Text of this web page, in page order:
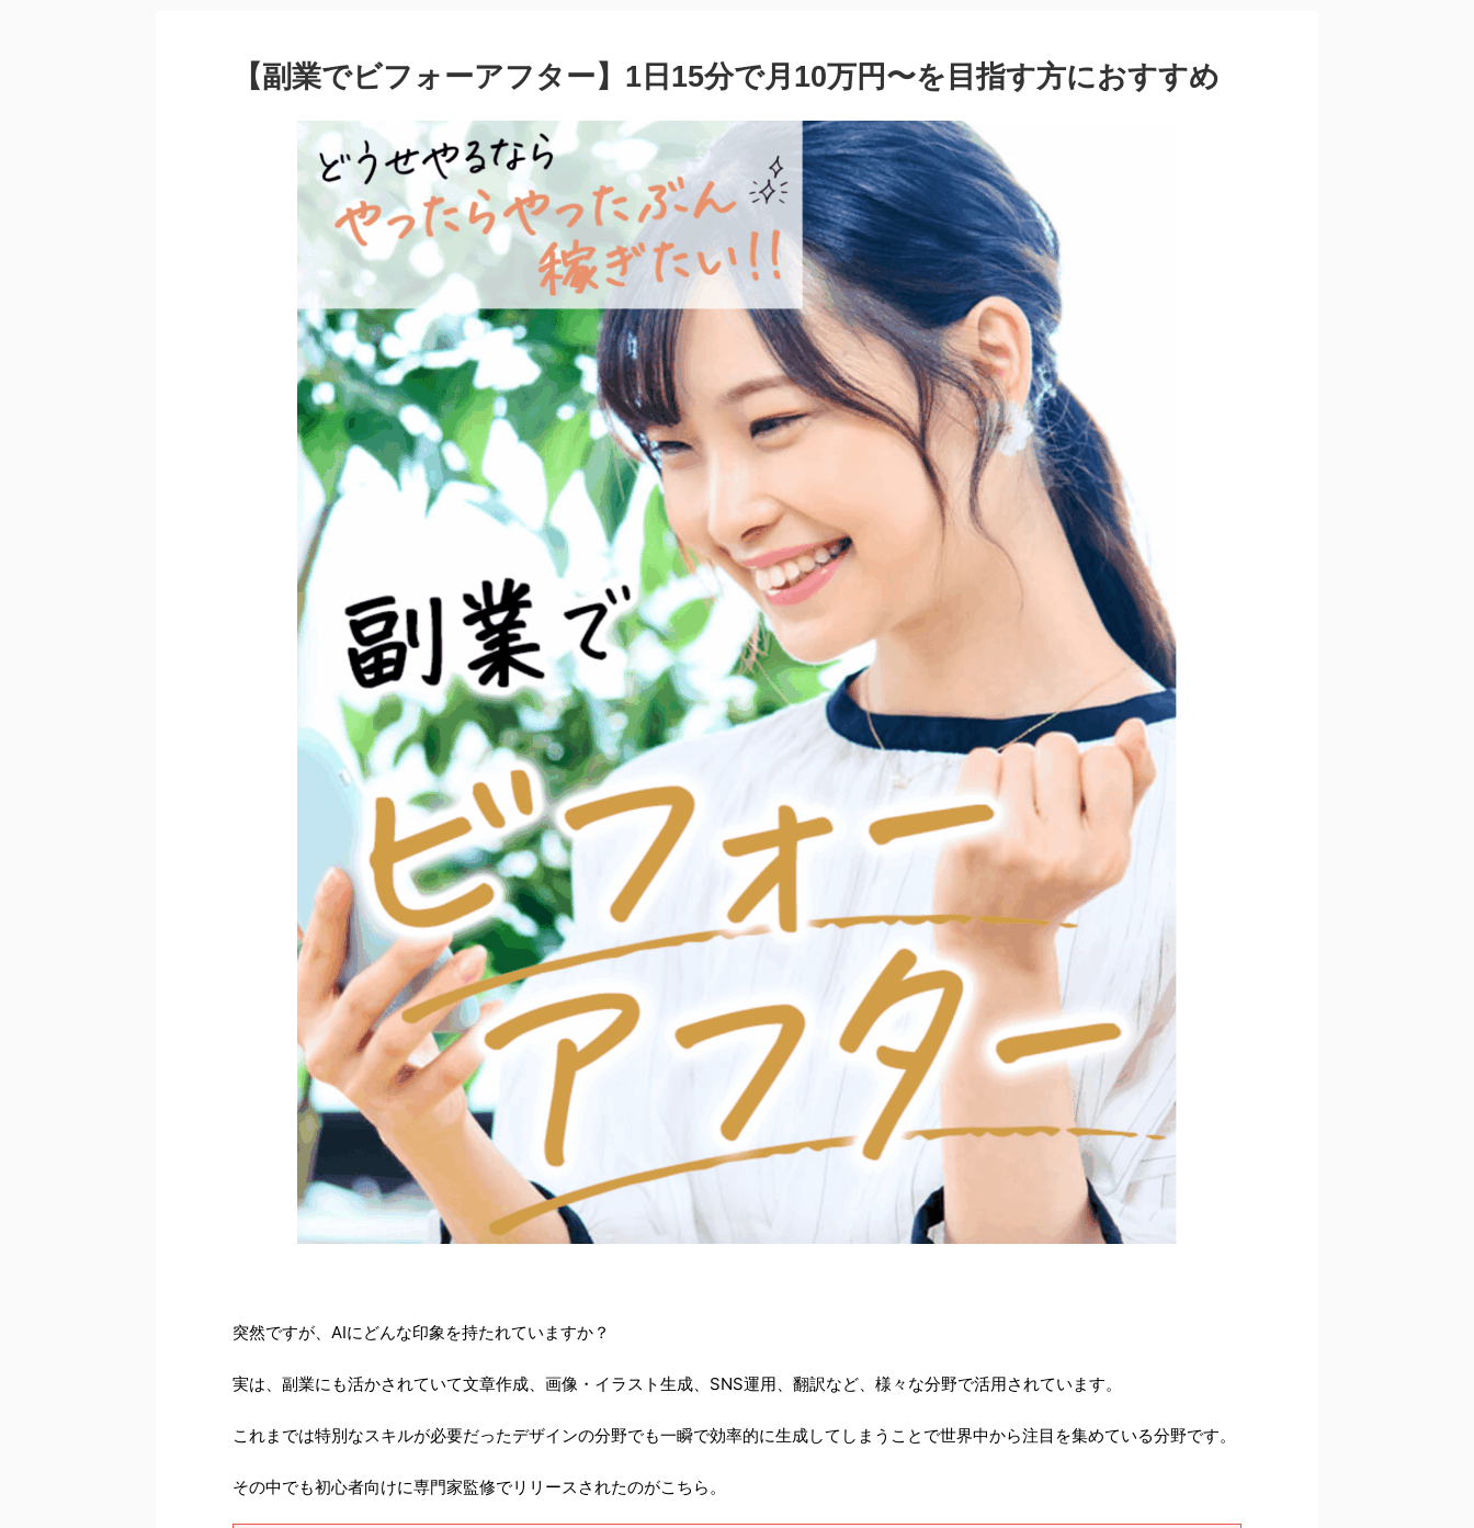
【副業でビフォーアフター】1日15分で月10万円〜を目指す方におすすめ
突然ですが、AIにどんな印象を持たれていますか？
実は、副業にも活かされていて文章作成、画像・イラスト生成、SNS運用、翻訳など、様々な分野で活用されています。
これまでは特別なスキルが必要だったデザインの分野でも一瞬で効率的に生成してしまうことで世界中から注目を集めている分野です。
その中でも初心者向けに専門家監修でリリースされたのがこちら。